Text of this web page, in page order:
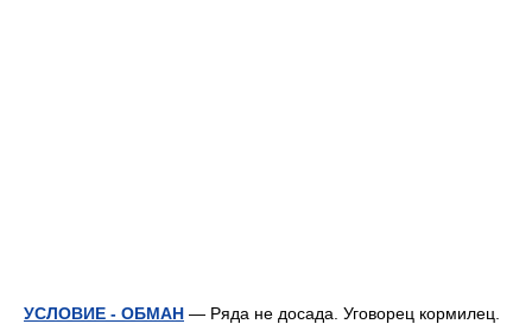
УСЛОВИЕ - ОБМАН — Ряда не досада. Уговорец кормилец.